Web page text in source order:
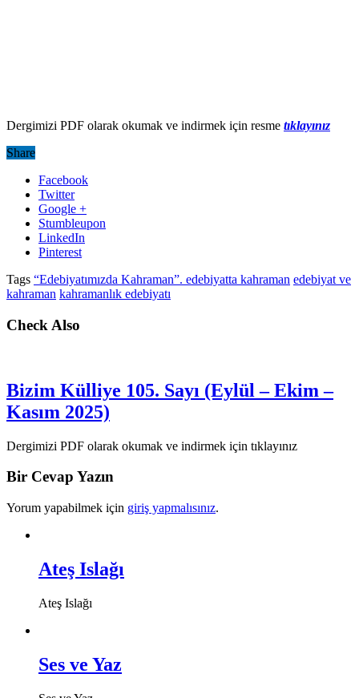
Dergimizi PDF olarak okumak ve indirmek için resme tıklayınız
Share
Facebook
Twitter
Google +
Stumbleupon
LinkedIn
Pinterest
Tags “Edebiyatımızda Kahraman”. edebiyatta kahraman edebiyat ve
kahraman kahramanlık edebiyatı
Check Also
Bizim Külliye 105. Sayı (Eylül – Ekim –
Kasım 2025)
Dergimizi PDF olarak okumak ve indirmek için tıklayınız
Bir Cevap Yazın
Yorum yapabilmek için giriş yapmalısınız.
Ateş Islağı
Ateş Islağı
Ses ve Yaz